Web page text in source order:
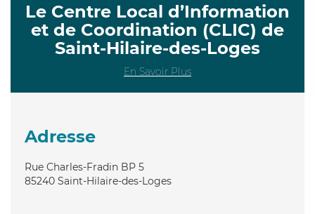
Le Centre Local d’Information
et de Coordination (CLIC) de
Saint-Hilaire-des-Loges
En Savoir Plus
Adresse
Rue Charles-Fradin BP 5
85240 Saint-Hilaire-des-Loges